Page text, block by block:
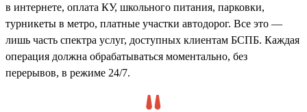
в интернете, оплата КУ, школьного питания, парковки,
турникеты в метро, платные участки автодорог. Все это —
лишь часть спектра услуг, доступных клиентам БСПБ. Каждая
операция должна обрабатываться моментально, без
перерывов, в режиме 24/7.